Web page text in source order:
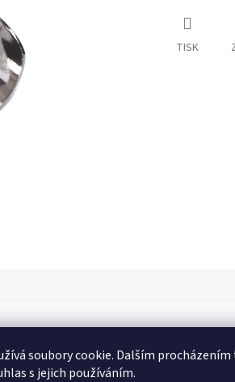
soubory cookie. Dalším
s jejich používáním.
TISK